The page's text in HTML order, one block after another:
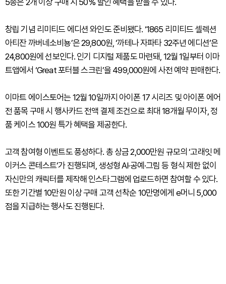
창립 기념 리미티드 에디션 와인도 준비됐다. ‘1865 리미티드 셀렉션
아티잔 까버네소비뇽’은 29,800원, ‘까테나 자파타 32주년 에디션’은
24,800원에 선보인다. 인기 디지털 제품도 마련돼, 12월 1일부터 이마
트앱에서 ‘Great 포터블 스크린’을 499,000원에 사전 예약 판매한다.
이마트 에이스토어는 12월 10일까지 아이폰 17 시리즈 및 아이폰 에어
전 품목 구매 시 행사카드 전액 결제 조건으로 최대 18개월 무이자, 정
품 케이스 100원 특가 혜택을 제공한다.
고객 참여형 이벤트도 풍성하다. 총 상금 2,000만원 규모의 ‘고래잇 메
이커스 콘테스트’가 진행되며, 생성형 AI·공예·그림 등 형식 제한 없이
자신만의 캐릭터를 제작해 인스타그램에 업로드하면 참여할 수 있다.
또한 기간별 10만원 이상 구매 고객 선착순 10만명에게 e머니 5,000
점을 지급하는 행사도 진행된다.